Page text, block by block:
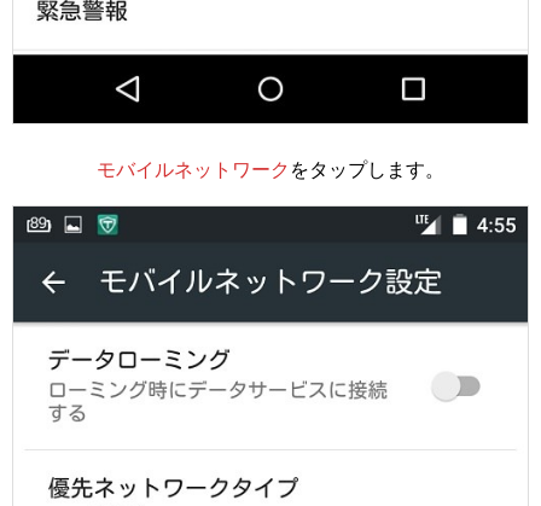
モバイルネットワーク をタップします。